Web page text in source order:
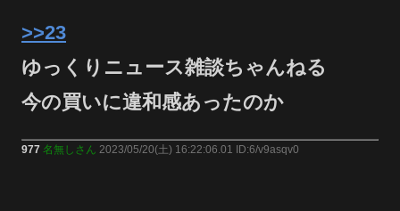
>>23
ゆっくりニュース雑談ちゃんねる
今の買いに違和感あったのか
977 名無しさん 2023/05/20(土) 16:22:06.01 ID:6/v9asqv0